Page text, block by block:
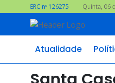
ERC nº 126275 Quinta, 06
Atualidade